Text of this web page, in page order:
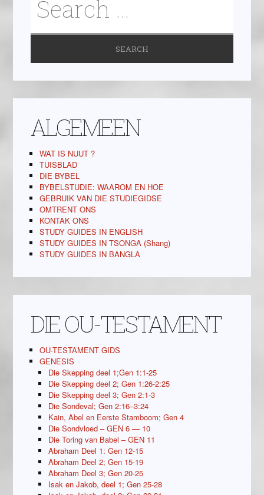
ALGEMEEN
WAT IS NUUT ?
TUISBLAD
DIE BYBEL
BYBELSTUDIE: WAAROM EN HOE
GEBRUIK VAN DIE STUDIEGIDSE
OMTRENT ONS
KONTAK ONS
STUDY GUIDES IN ENGLISH
STUDY GUIDES IN TSONGA (Shang)
STUDY GUIDES IN BANGLA
DIE OU-TESTAMENT
OU-TESTAMENT GIDS
GENESIS
Die Skepping deel 1;Gen 1:1-25
Die Skepping deel 2; Gen 1:26-2:25
Die Skepping deel 3; Gen 2:1-3
Die Sondeval; Gen 2:16–3:24
Kain, Abel en Eerste Stamboom; Gen 4
Die Sondvloed – GEN 6 — 10
Die Toring van Babel – GEN 11
Abraham Deel 1: Gen 12-15
Abraham Deel 2; Gen 15-19
Abraham Deel 3; Gen 20-25
Isak en Jakob, deel 1; Gen 25-28